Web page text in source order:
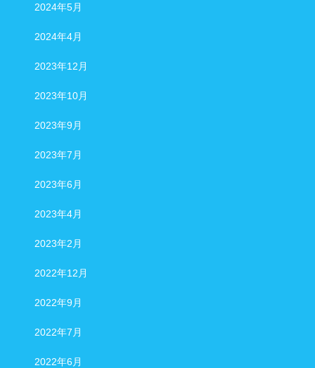
2024年5月
2024年4月
2023年12月
2023年10月
2023年9月
2023年7月
2023年6月
2023年4月
2023年2月
2022年12月
2022年9月
2022年7月
2022年6月